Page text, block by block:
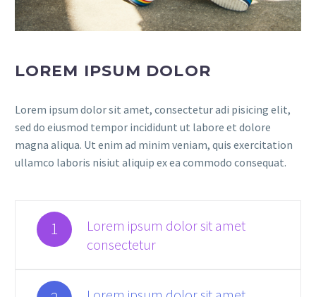
LOREM IPSUM DOLOR
Lorem ipsum dolor sit amet, consectetur adi pisicing elit,
sed do eiusmod tempor incididunt ut labore et dolore
magna aliqua. Ut enim ad minim veniam, quis exercitation
ullamco laboris nisiut aliquip ex ea commodo consequat.
1
Lorem ipsum dolor sit amet
consectetur